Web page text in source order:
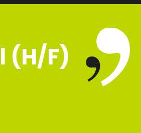
Intérimaire Métier Intérim
pour vous
d’aide pour votre
d’emploi
(H/F)